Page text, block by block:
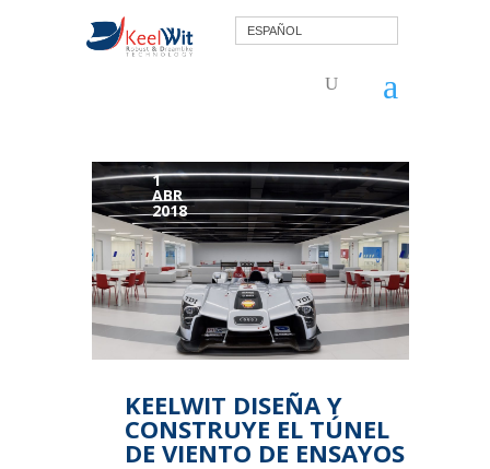
ESPAÑOL
1
ABR
2018
KEELWIT DISEÑA Y
CONSTRUYE EL TÚNEL
DE VIENTO DE ENSAYOS